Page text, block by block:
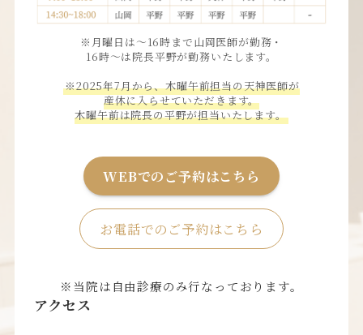
※月曜日は〜16時まで山岡医師が勤務・
16時〜は院長平野が勤務いたします。
※2025年7月から、木曜午前担当の天神医師が
産休に入らせていただきます。
木曜午前は院長の平野が担当いたします。
WEBでのご予約はこちら
お電話でのご予約はこちら
※当院は自由診療のみ行なっております。
アクセス